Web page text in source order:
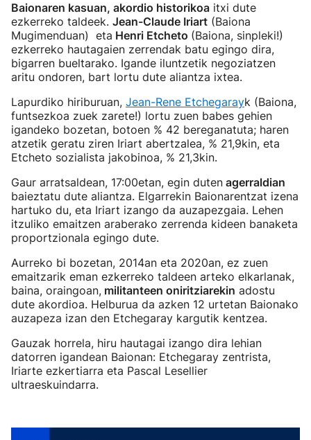
Baionaren kasuan, akordio historikoa itxi dute
ezkerreko taldeek. Jean-Claude Iriart (Baiona
Mugimenduan) eta Henri Etcheto (Baiona, sinpleki!)
ezkerreko hautagaien zerrendak batu egingo dira,
bigarren bueltarako. Igande iluntzetik negoziatzen
aritu ondoren, bart lortu dute aliantza ixtea.
Lapurdiko hiriburuan, Jean-Rene Etchegarayk (Baiona,
funtsezkoa zuek zarete!) lortu zuen babes gehien
igandeko bozetan, botoen % 42 bereganatuta; haren
atzetik geratu ziren Iriart abertzalea, % 21,9kin, eta
Etcheto sozialista jakobinoa, % 21,3kin.
Gaur arratsaldean, 17:00etan, egin duten agerraldian
baieztatu dute aliantza. Elgarrekin Baionarentzat izena
hartuko du, eta Iriart izango da auzapezgaia. Lehen
itzuliko emaitzen araberako zerrenda kideen banaketa
proportzionala egingo dute.
Aurreko bi bozetan, 2014an eta 2020an, ez zuen
emaitzarik eman ezkerreko taldeen arteko elkarlanak,
baina, oraingoan, militanteen oniritziarekin adostu
dute akordioa. Helburua da azken 12 urtetan Baionako
auzapeza izan den Etchegaray kargutik kentzea.
Gauzak horrela, hiru hautagai izango dira lehian
datorren igandean Baionan: Etchegaray zentrista,
Iriarte ezkertiarra eta Pascal Lesellier
ultraeskuindarra.